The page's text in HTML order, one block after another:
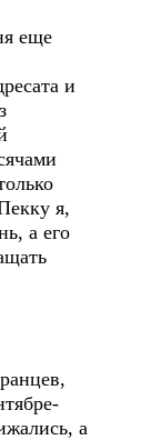
еще
и
я,
а его
а